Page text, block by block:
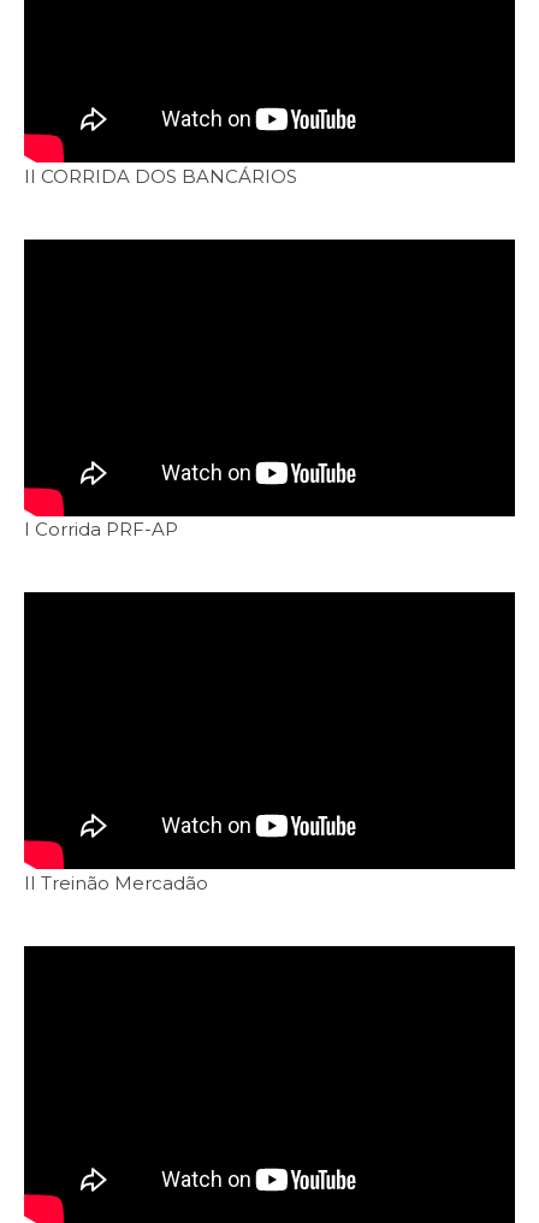
II CORRIDA DOS BANCÁRIOS
I Corrida PRF-AP
II Treinão Mercadão